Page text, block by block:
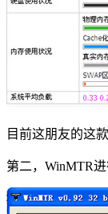
目前这朋友的这
第二，WinMTR